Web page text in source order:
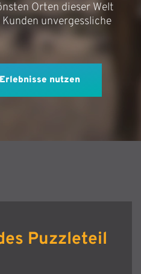
Orten dieser Welt
unvergessliche
nutzen
Puzzleteil